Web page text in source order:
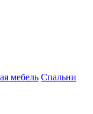
мебель Спальни